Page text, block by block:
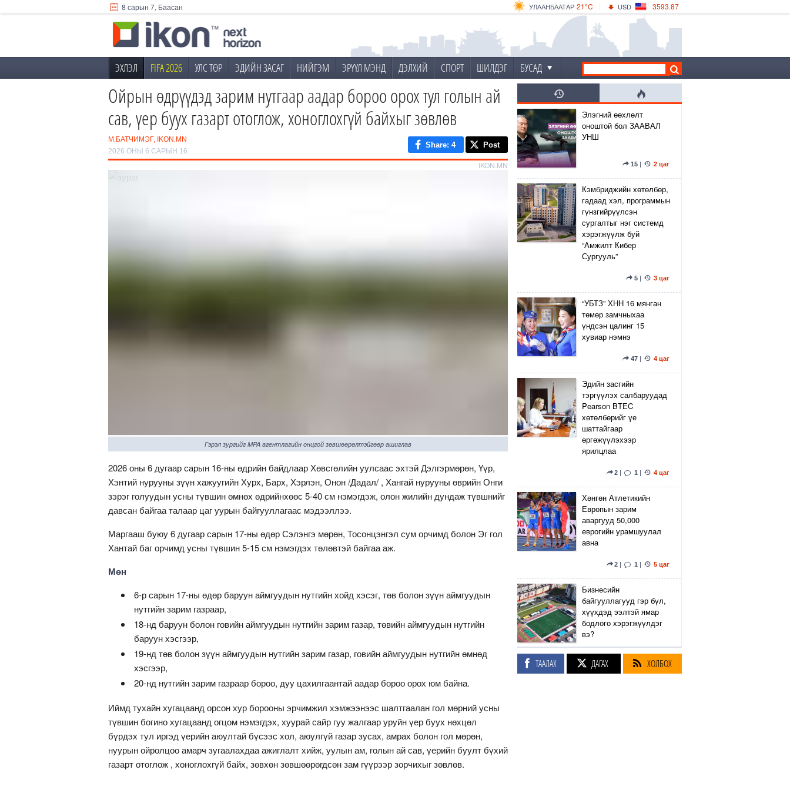
8 сарын 7, Баасан 21°C
УЛААНБААТАР
26°C
ДАРХАН
23°C
ЭРДЭНЭТ
USD 3593.87
4141.04
ЭХЛЭЛ FIFA 2026 УЛС ТӨР ЭДИЙН ЗАСАГ НИЙГЭМ ЭРҮҮЛ МЭНД ДЭЛХИЙ СПОРТ ШИЛДЭГ БУСАД
Ойрын өдрүүдэд зарим нутгаар аадар бороо орох тул голын ай
сав, үер буух газарт отоглож, хоноглохгүй байхыг зөвлөв
М.БАТЧИМЭГ, IKON.MN
2026 ОНЫ 6 САРЫН 16
Share: 4 Post
IKON.MN
Гэрэл зургийг MPA агентлагийн онцгой зөвшөөрөлтэйгөөр ашиглав
2026 оны 6 дугаар сарын 16-ны өдрийн байдлаар Хөвсгөлийн уулсаас эхтэй Дэлгэрмөрөн, Үүр,
Хэнтий нурууны зүүн хажуугийн Хурх, Барх, Хэрлэн, Онон /Дадал/ , Хангай нурууны өврийн Онги
зэрэг голуудын усны түвшин өмнөх өдрийнхөөс 5-40 см нэмэгдэж, олон жилийн дундаж түвшнийг
давсан байгаа талаар цаг уурын байгууллагаас мэдээллээ.
Маргааш буюу 6 дугаар сарын 17-ны өдөр Сэлэнгэ мөрөн, Тосонцэнгэл сум орчимд болон Эг гол
Хантай баг орчимд усны түвшин 5-15 см нэмэгдэх төлөвтэй байгаа аж.
Мөн
6-р сарын 17-ны өдөр баруун аймгуудын нутгийн хойд хэсэг, төв болон зүүн аймгуудын
нутгийн зарим газраар,
18-нд баруун болон говийн аймгуудын нутгийн зарим газар, төвийн аймгуудын нутгийн
баруун хэсгээр,
19-нд төв болон зүүн аймгуудын нутгийн зарим газар, говийн аймгуудын нутгийн өмнөд
хэсгээр,
20-нд нутгийн зарим газраар бороо, дуу цахилгаантай аадар бороо орох юм байна.
Иймд тухайн хугацаанд орсон хур борооны эрчимжил хэмжээнээс шалтгаалан гол мөрний усны
түвшин богино хугацаанд огцом нэмэгдэх, хуурай сайр гуу жалгаар уруйн үер буух нөхцөл
бүрдэх тул иргэд үерийн аюултай бүсээс хол, аюулгүй газар зусах, амрах болон гол мөрөн,
нуурын ойролцоо амарч зугаалахдаа ажиглалт хийж, уулын ам, голын ай сав, үерийн буулт бүхий
газарт отоглож , хоноглохгүй байх, зөвхөн зөвшөөрөгдсөн зам гүүрээр зорчихыг зөвлөв.
Элэгний өөхлөлт
оноштой бол ЗААВАЛ
УНШ
15| 2 цаг
Кэмбриджийн хөтөлбөр,
гадаад хэл, программын
гүнзгийрүүлсэн
сургалтыг нэг системд
хэрэгжүүлж буй
“Амжилт Кибер
Сургууль”
5| 3 цаг
“УБТЗ” ХНН 16 мянган
төмөр замчныхаа
үндсэн цалинг 15
хувиар нэмнэ
47| 4 цаг
Эдийн засгийн
тэргүүлэх салбаруудад
Pearson BTEC
хөтөлбөрийг үе
шаттайгаар
өргөжүүлэхээр
ярилцлаа
2 | 1 | 4 цаг
Хөнгөн Атлетикийн
Европын зарим
аваргууд 50,000
еврогийн урамшуулал
авна
2 | 1 | 5 цаг
Бизнесийн
байгууллагууд гэр бүл,
хүүхдэд ээлтэй ямар
бодлого хэрэгжүүлдэг
вэ?
4| 2| 5 цаг
ТААЛАХ ДАГАХ ХОЛБОХ